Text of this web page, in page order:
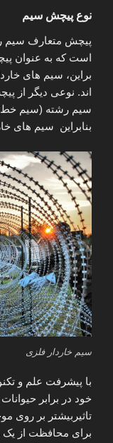
نوع پیچش سیم
پیچش متعارف سیم
است که به عنوان
براین، سیم های
اند. نوعی دیگر از
سیم رشته (سیم
بنابراین سیم های
سیم خاردار فلزی
با پیشرفت علم و
خود در برابر
تاثیربیشتر بر روی
برای محافظت از